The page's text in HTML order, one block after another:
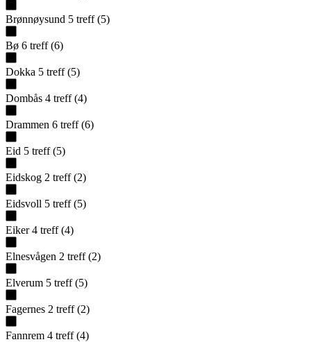
Brønnøysund 5 treff (5)
Bø 6 treff (6)
Dokka 5 treff (5)
Dombås 4 treff (4)
Drammen 6 treff (6)
Eid 5 treff (5)
Eidskog 2 treff (2)
Eidsvoll 5 treff (5)
Eiker 4 treff (4)
Elnesvågen 2 treff (2)
Elverum 5 treff (5)
Fagernes 2 treff (2)
Fannrem 4 treff (4)